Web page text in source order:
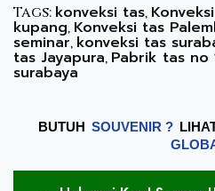
Tags: konveksi tas,
kupang, Konveksi tas
seminar, konveksi tas
tas Jayapura, Pabrik tas no
surabaya
BUTUH SOUVENIR ?